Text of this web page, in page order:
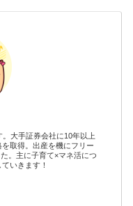
大手証券会社に10年以上
取得。出産を機にフリー
。主に子育て×マネ活につ
いきます！